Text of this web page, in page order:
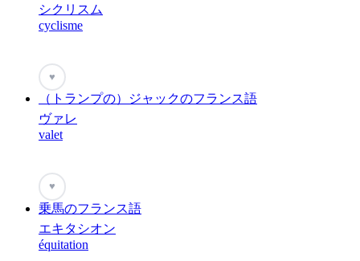
シクリスム
cyclisme
♥
（トランプの）ジャックのフランス語
ヴァレ
valet
♥
乗馬のフランス語
エキタシオン
équitation